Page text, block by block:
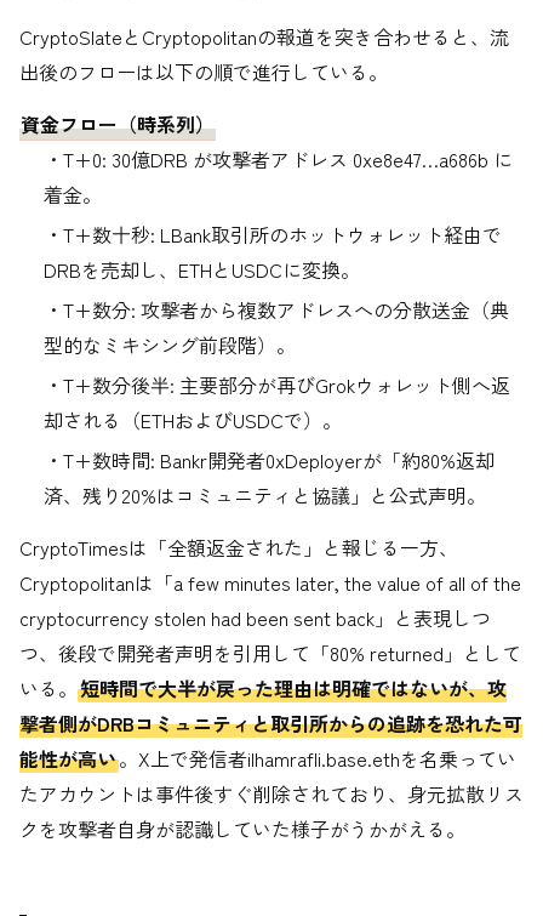
CryptoSlateとCryptopolitanの報道を突き合わせると、流
出後のフローは以下の順で進行している。
資金フロー（時系列）
・T+0: 30億DRB が攻撃者アドレス 0xe8e47…a686b に
着金。
・T+数十秒: LBank取引所のホットウォレット経由で
DRBを売却し、ETHとUSDCに変換。
・T+数分: 攻撃者から複数アドレスへの分散送金（典
型的なミキシング前段階）。
・T+数分後半: 主要部分が再びGrokウォレット側へ返
却される（ETHおよびUSDCで）。
・T+数時間: Bankr開発者0xDeployerが「約80%返却
済、残り20%はコミュニティと協議」と公式声明。
CryptoTimesは「全額返金された」と報じる一方、
Cryptopolitanは「a few minutes later, the value of all of the
cryptocurrency stolen had been sent back」と表現しつ
つ、後段で開発者声明を引用して「80% returned」として
いる。 短時間で大半が戻った理由は明確ではないが、攻
撃者側がDRBコミュニティと取引所からの追跡を恐れた可
能性が高い。X上で発信者ilhamrafli.base.ethを名乗ってい
たアカウントは事件後すぐ削除されており、身元拡散リス
クを攻撃者自身が認識していた様子がうかがえる。